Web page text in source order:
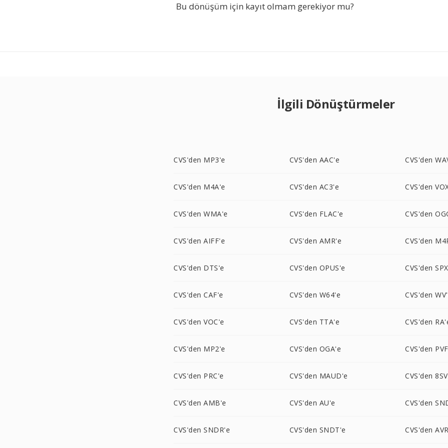
Bu dönüşüm için kayıt olmam gerekiyor mu?
İlgili Dönüştürmeler
CVS'den MP3'e CVS'den AAC'e CVS'den
CVS'den M4A'e CVS'den AC3'e CVS'den
CVS'den WMA'e CVS'den FLAC'e CVS'den
CVS'den AIFF'e CVS'den AMR'e CVS'den
CVS'den DTS'e CVS'den OPUS'e CVS'den
CVS'den CAF'e CVS'den W64'e CVS'den
CVS'den VOC'e CVS'den TTA'e CVS'den
CVS'den MP2'e CVS'den OGA'e CVS'den
CVS'den PRC'e CVS'den MAUD'e CVS'den
CVS'den AMB'e CVS'den AU'e CVS'den
CVS'den SNDR'e CVS'den SNDT'e CVS'den